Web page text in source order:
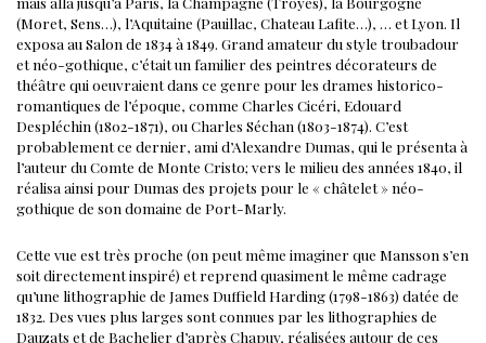
(Moret, Sens…), l’Aquitaine (Pauillac, Chateau Lafite…), … et Lyon. Il
exposa au Salon de 1834 à 1849. Grand amateur du style troubadour
et néo-gothique, c’était un familier des peintres décorateurs de
théâtre qui oeuvraient dans ce genre pour les drames historico-
romantiques de l’époque, comme Charles Cicéri, Edouard
Despléchin (1802-1871), ou Charles Séchan (1803-1874). C’est
probablement ce dernier, ami d’Alexandre Dumas, qui le présenta à
l’auteur du Comte de Monte Cristo; vers le milieu des années 1840, il
réalisa ainsi pour Dumas des projets pour le « châtelet » néo-
gothique de son domaine de Port-Marly.
Cette vue est très proche (on peut même imaginer que Mansson s’en
soit directement inspiré) et reprend quasiment le même cadrage
qu’une lithographie de James Duffield Harding (1798-1863) datée de
1832. Des vues plus larges sont connues par les lithographies de
Dauzats et de Bachelier d’après Chapuy, réalisées autour de ces